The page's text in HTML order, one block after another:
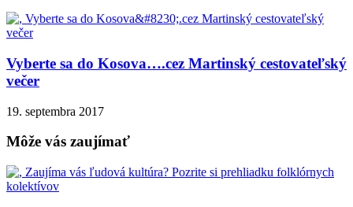
Vyberte sa do Kosova….cez Martinský cestovateľský
večer
19. septembra 2017
Môže vás zaujímať